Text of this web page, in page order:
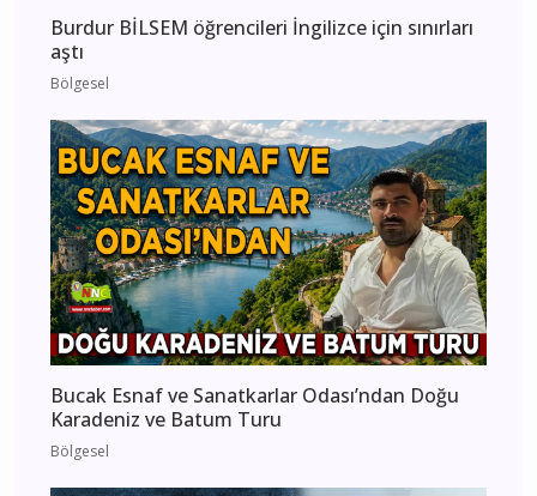
Burdur BİLSEM öğrencileri İngilizce için sınırları
aştı
Bölgesel
Bucak Esnaf ve Sanatkarlar Odası’ndan Doğu
Karadeniz ve Batum Turu
Bölgesel